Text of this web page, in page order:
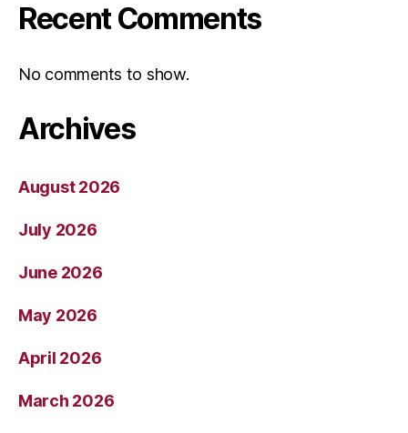
Recent Comments
No comments to show.
Archives
August 2026
July 2026
June 2026
May 2026
April 2026
March 2026